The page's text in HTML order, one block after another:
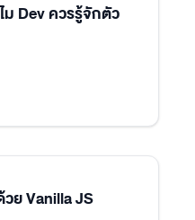
ม Dev ควรรู้จักตัว
ย Vanilla JS